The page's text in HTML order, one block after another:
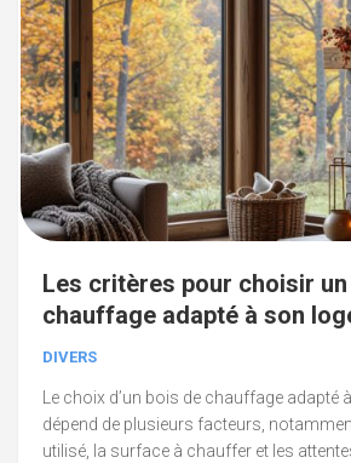
Les critères pour choisir
chauffage adapté à son
DIVERS
Le choix d’un bois de chauffage adapté
dépend de plusieurs facteurs,
utilisé, la surface à chauffer et les